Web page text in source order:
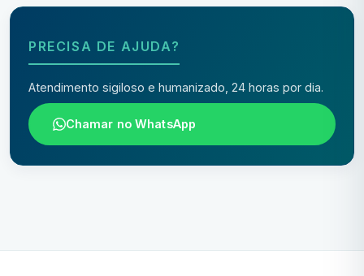
PRECISA DE AJUDA?
Atendimento sigiloso e humanizado, 24 horas por dia.
Chamar no WhatsApp